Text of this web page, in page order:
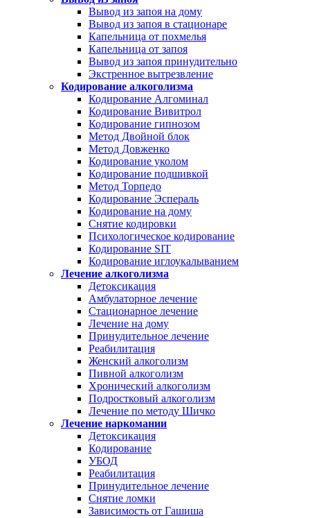
Вывод из запоя на дому
Вывод из запоя в стационаре
Капельница от похмелья
Капельница от запоя
Вывод из запоя принудительно
Экстренное вытрезвление
Кодирование алкоголизма
Кодирование Алгоминал
Кодирование Вивитрол
Кодирование гипнозом
Метод Двойной блок
Метод Довженко
Кодирование уколом
Кодирование подшивкой
Метод Торпедо
Кодирование Эспераль
Кодирование на дому
Снятие кодировки
Психологическое кодирование
Кодирование SIT
Кодирование иглоукалыванием
Лечение алкоголизма
Детоксикация
Амбулаторное лечение
Стационарное лечение
Лечение на дому
Принудительное лечение
Реабилитация
Женский алкоголизм
Пивной алкоголизм
Хронический алкоголизм
Подростковый алкоголизм
Лечение по методу Шичко
Лечение наркомании
Детоксикация
Кодирование
УБОД
Реабилитация
Принудительное лечение
Снятие ломки
Зависимость от Гашиша